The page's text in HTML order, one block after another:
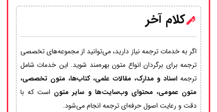
کلام آخر
اگر به خدمات ترجمه نیاز دارید، می‌توانید از مجموعه‌های تخصصی
ترجمه برای برگردان انواع متون بهره‌مند شوید. این خدمات شامل
ترجمهاسناد و مدارک، مقالات علمی، کتاب‌ها، متون تخصصی،
متون عمومی، محتوای وب‌سایت‌ها و سایر متون است که با
دقت و رعایت اصول حرفه‌ای ترجمه انجام می‌شود.